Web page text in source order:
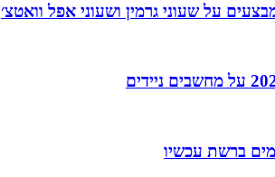
על שעוני גרמין ושעוני אפל וואטצ׳